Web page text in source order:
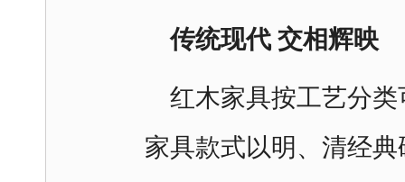
传统现代 交相辉映
红木家具按工艺分
家具款式以明、清经